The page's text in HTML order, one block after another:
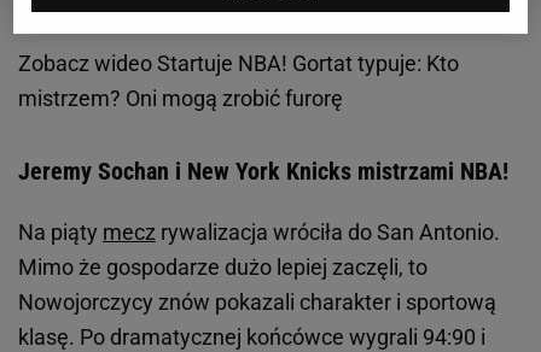
Zobacz wideoStartuje NBA! Gortat typuje: Kto
mistrzem? Oni mogą zrobić furorę
Jeremy Sochan i New York Knicks mistrzami NBA!
Na piąty mecz rywalizacja wróciła do San Antonio.
Mimo że gospodarze dużo lepiej zaczęli, to
Nowojorczycy znów pokazali charakter i sportową
klasę. Po dramatycznej końcówce wygrali 94:90 i